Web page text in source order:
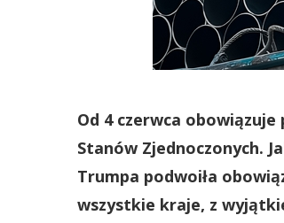
Od 4 czerwca
Stanów Zjednoczonych.
Trumpa podwoiła
wszystkie kraje, z